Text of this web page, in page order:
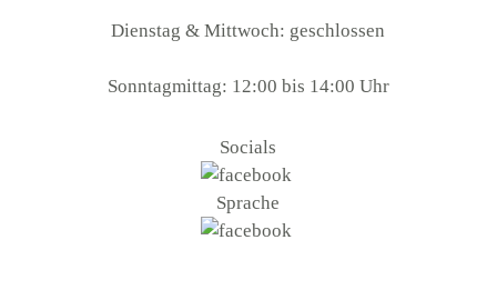
Dienstag & Mittwoch: geschlossen
Sonntagmittag: 12:00 bis 14:00 Uhr
Socials
Sprache